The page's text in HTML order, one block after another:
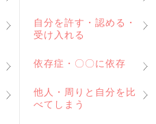
自分を許す・認める・
受け入れる
依存症・〇〇に依存
他人・周りと自分を比
べてしまう